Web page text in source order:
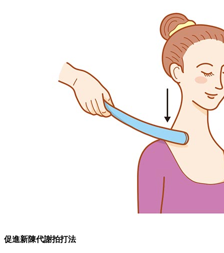
促進新陳代謝拍打法